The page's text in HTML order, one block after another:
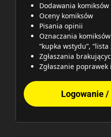
Dodawania
Oceny komiksów
Pisania opinii
Oznaczania
“kupka wstydu”,
Zgłaszania
Zgłaszanie
Logowanie